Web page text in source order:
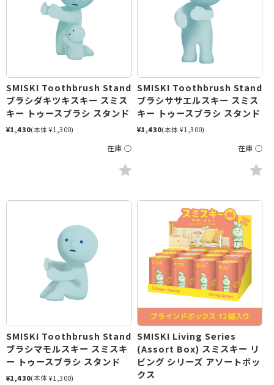
SMISKI Toothbrush Stand
ブラシダキツキスキー スミス
キー トゥースブラシ スタンド
¥1,430(本体 ¥1,300)
在庫 ○
SMISKI Toothbrush Stand
ブラシササエルスキー スミス
キー トゥースブラシ スタンド
¥1,430(本体 ¥1,300)
在庫 ○
SMISKI Toothbrush Stand
ブラシマモルスキー スミスキ
ー トゥースブラシ スタンド
¥1,430(本体 ¥1,300)
SMISKI Living Series
(Assort Box) スミスキー リ
ビング シリーズ アソートボッ
クス